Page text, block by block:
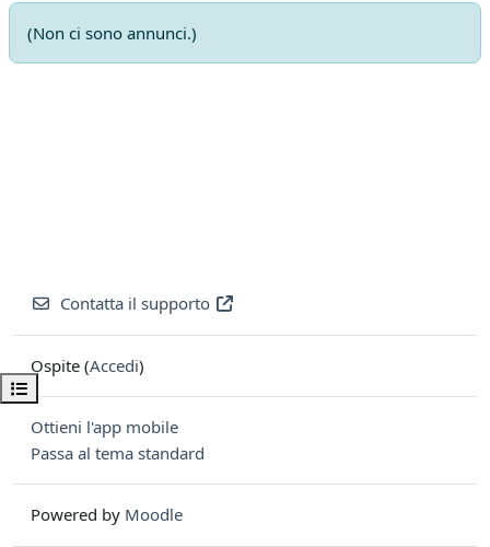
Apri indice del corso
(Non ci sono annunci.)
Contatta il supporto
Ospite (Accedi)
Ottieni l'app mobile
Passa al tema standard
Powered by Moodle